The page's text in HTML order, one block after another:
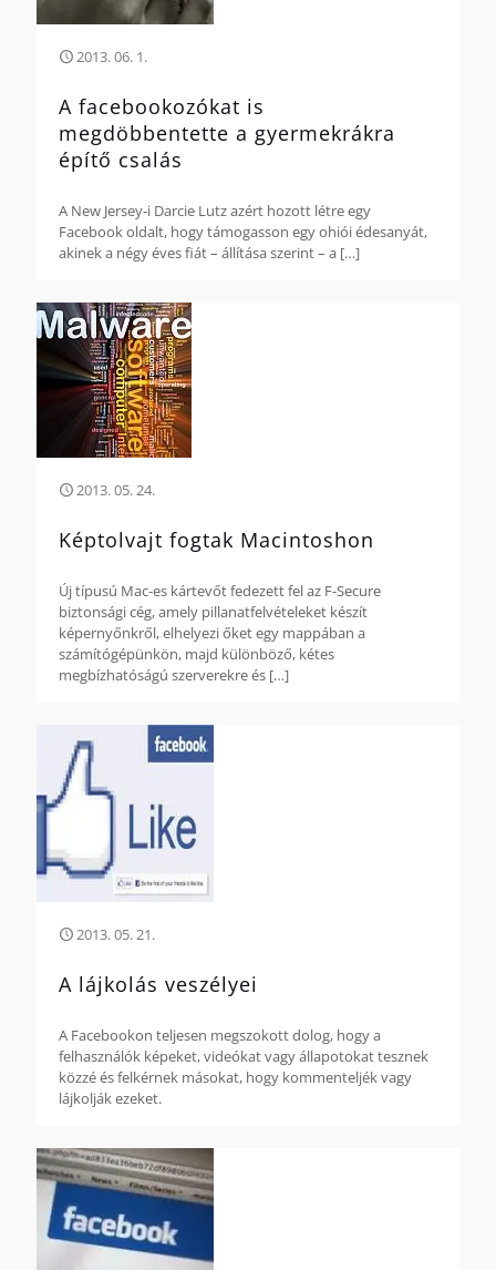
2013. 06. 1.
A facebookozókat is
megdöbbentette a gyermekrákra
építő csalás
A New Jersey-i Darcie Lutz azért hozott létre egy
Facebook oldalt, hogy támogasson egy ohiói édesanyát,
akinek a négy éves fiát – állítása szerint – a […]
2013. 05. 24.
Képtolvajt fogtak Macintoshon
Új típusú Mac-es kártevőt fedezett fel az F-Secure
biztonsági cég, amely pillanatfelvételeket készít
képernyőnkről, elhelyezi őket egy mappában a
számítógépünkön, majd különböző, kétes
megbízhatóságú szerverekre és […]
2013. 05. 21.
A lájkolás veszélyei
A Facebookon teljesen megszokott dolog, hogy a
felhasználók képeket, videókat vagy állapotokat tesznek
közzé és felkérnek másokat, hogy kommenteljék vagy
lájkolják ezeket.